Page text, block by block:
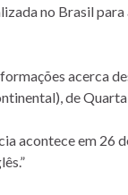
no Brasil
acerca
de
acontece em 26